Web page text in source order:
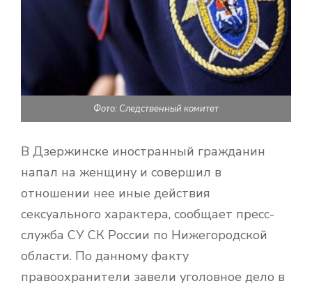
Ю
Фото: Следственный комитет
В Дзержинске иностранный гражданин
напал на женщину и совершил в
отношении нее иные действия
сексуального характера, сообщает пресс-
служба СУ СК России по Нижегородской
области. По данному факту
правоохранители завели уголовное дело в